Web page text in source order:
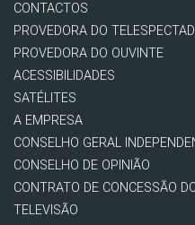
CONTACTOS
PROVEDORA DO
PROVEDORA DO OUVINTE
ACESSIBILIDADES
SATÉLITES
A EMPRESA
CONSELHO GERAL
CONSELHO DE OPINIÃO
CONTRATO DE CONCESSÃO
TELEVISÃO